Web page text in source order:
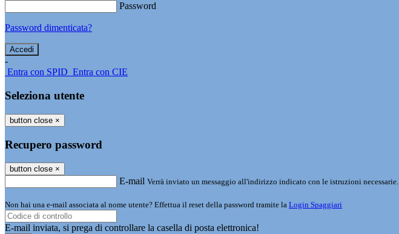
Password
Password dimenticata?
-
Entra con SPID Entra con CIE
Seleziona utente
button close ×
Recupero password
button close ×
E-mail Verrà inviato un messaggio all'indirizzo indicato con le istruzioni necessarie.
Non hai una e-mail associata al nome utente? Effettua il reset della password tramite la Login Spaggiari
E-mail inviata, si prega di controllare la casella di posta elettronica!